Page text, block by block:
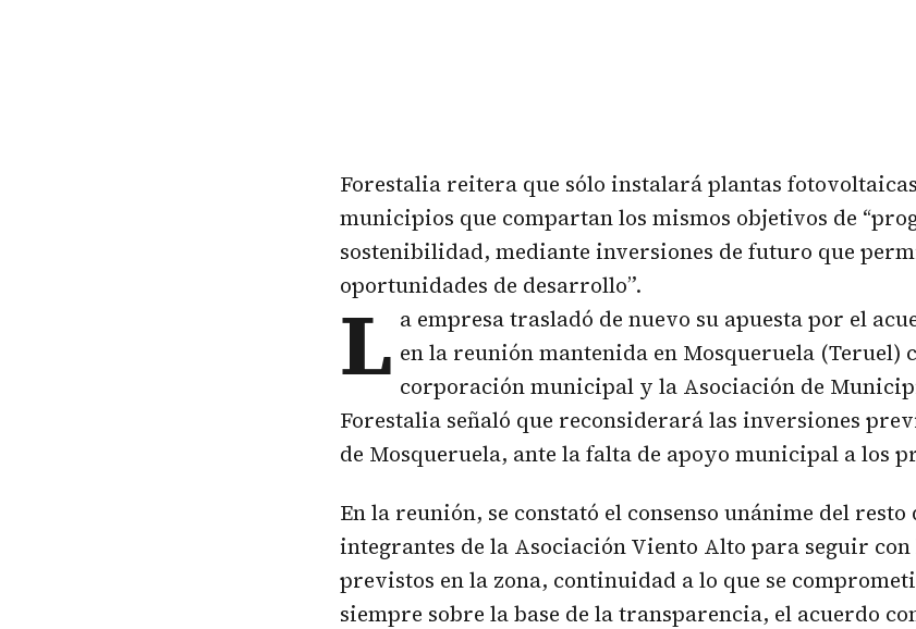
Forestalia reitera que sólo instalará plantas
municipios que compartan los mismos objetivos de
sostenibilidad, mediante inversiones de futuro que
oportunidades de desarrollo”.
L a empresa trasladó de nuevo su apuesta por el
en la reunión mantenida en Mosqueruela (Teruel)
corporación municipal y la Asociación de
Forestalia señaló que reconsiderará las inversiones
de Mosqueruela, ante la falta de apoyo municipal a los
En la reunión, se constató el consenso unánime del
integrantes de la Asociación Viento Alto para seguir
previstos en la zona, continuidad a lo que se
siempre sobre la base de la transparencia, el acuerdo